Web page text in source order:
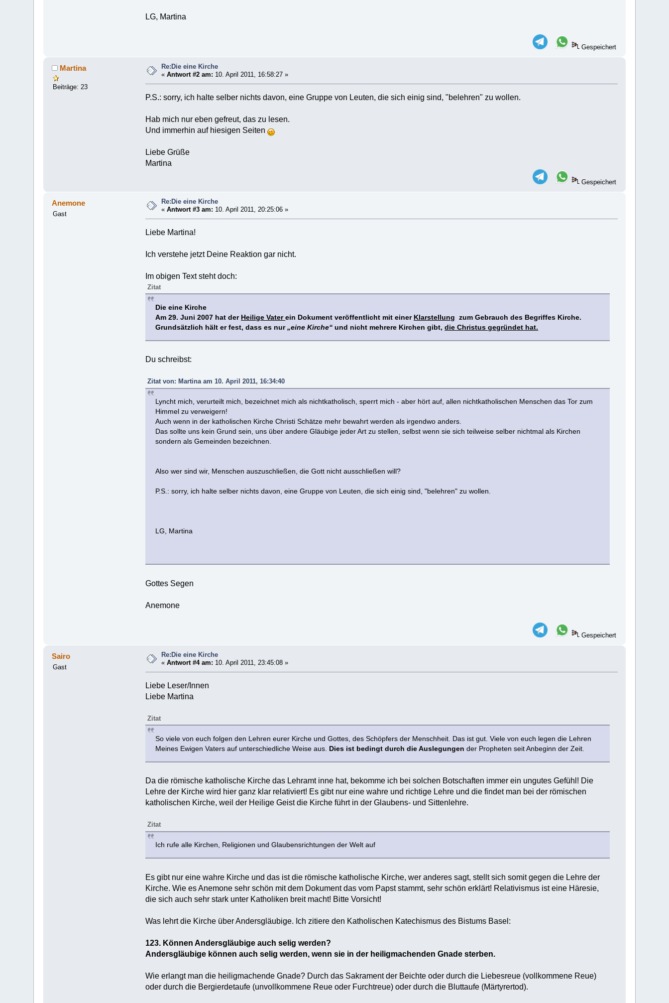
LG, Martina
Gespeichert
Martina
Beiträge: 23
Re:Die eine Kirche
«Antwort #2 am: 10. April 2011, 16:58:27 »
P.S.: sorry, ich halte selber nichts davon, eine Gruppe von Leuten, die sich einig sind, "belehren" zu wollen.
Hab mich nur eben gefreut, das zu lesen.
Und immerhin auf hiesigen Seiten
Liebe Grüße
Martina
Gespeichert
Anemone
Gast
Re:Die eine Kirche
«Antwort #3 am: 10. April 2011, 20:25:06 »
Liebe Martina!
Ich verstehe jetzt Deine Reaktion gar nicht.
Im obigen Text steht doch:
Zitat
Die eine Kirche
Am 29. Juni 2007 hat der Heilige Vaterein Dokument veröffentlicht mit einer Klarstellung zum Gebrauch des Begriffes Kirche.
Grundsätzlich hält er fest, dass es nur„eine Kirche“ und nicht mehrere Kirchen gibt,die Christus gegründet hat.
Du schreibst:
Zitat von: Martina am 10. April 2011, 16:34:40
Lyncht mich, verurteilt mich, bezeichnet mich als nichtkatholisch, sperrt mich - aber hört auf, allen nichtkatholischen Menschen das Tor zum
Himmel zu verweigern!
Auch wenn in der katholischen Kirche Christi Schätze mehr bewahrt werden als irgendwo anders.
Das sollte uns kein Grund sein, uns über andere Gläubige jeder Art zu stellen, selbst wenn sie sich teilweise selber nichtmal als Kirchen
sondern als Gemeinden bezeichnen.
Also wer sind wir, Menschen auszuschließen, die Gott nicht ausschließen will?
P.S.: sorry, ich halte selber nichts davon, eine Gruppe von Leuten, die sich einig sind, "belehren" zu wollen.
LG, Martina
Gottes Segen
Anemone
Gespeichert
Sairo
Gast
Re:Die eine Kirche
«Antwort #4 am: 10. April 2011, 23:45:08 »
Liebe Leser/Innen
Liebe Martina
Zitat
So viele von euch folgen den Lehren eurer Kirche und Gottes, des Schöpfers der Menschheit. Das ist gut. Viele von euch legen die Lehren
Meines Ewigen Vaters auf unterschiedliche Weise aus. Dies ist bedingt durch die Auslegungender Propheten seit Anbeginn der Zeit.
Da die römische katholische Kirche das Lehramt inne hat, bekomme ich bei solchen Botschaften immer ein ungutes Gefühl! Die
Lehre der Kirche wird hier ganz klar relativiert! Es gibt nur eine wahre und richtige Lehre und die findet man bei der römischen
katholischen Kirche, weil der Heilige Geist die Kirche führt in der Glaubens- und Sittenlehre.
Zitat
Ich rufe alle Kirchen, Religionen und Glaubensrichtungen der Welt auf
Es gibt nur eine wahre Kirche und das ist die römische katholische Kirche, wer anderes sagt, stellt sich somit gegen die Lehre der
Kirche. Wie es Anemone sehr schön mit dem Dokument das vom Papst stammt, sehr schön erklärt! Relativismus ist eine Häresie,
die sich auch sehr stark unter Katholiken breit macht! Bitte Vorsicht!
Was lehrt die Kirche über Andersgläubige. Ich zitiere den Katholischen Katechismus des Bistums Basel:
123. Können Andersgläubige auch selig werden?
Andersgläubige können auch selig werden, wenn sie in der heiligmachenden Gnade sterben.
Wie erlangt man die heiligmachende Gnade? Durch das Sakrament der Beichte oder durch die Liebesreue (vollkommene Reue)
oder durch die Bergierdetaufe (unvollkommene Reue oder Furchtreue) oder durch die Bluttaufe (Märtyrertod).